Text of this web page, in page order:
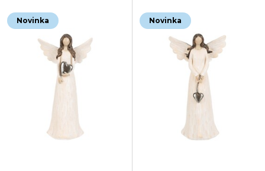
Novinka Novinka